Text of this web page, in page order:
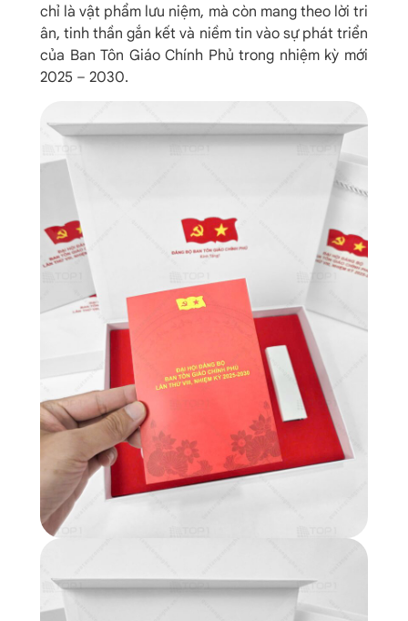
chỉ là vật phẩm lưu niệm, mà còn mang theo lời tri
ân, tinh thần gắn kết và niềm tin vào sự phát triển
của Ban Tôn Giáo Chính Phủ trong nhiệm kỳ mới
2025 – 2030.